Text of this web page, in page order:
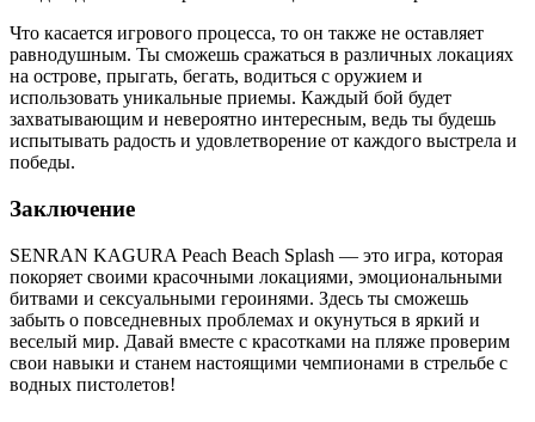
Что касается игрового процесса, то он также не оставляет
равнодушным. Ты сможешь сражаться в различных локациях
на острове, прыгать, бегать, водиться с оружием и
использовать уникальные приемы. Каждый бой будет
захватывающим и невероятно интересным, ведь ты будешь
испытывать радость и удовлетворение от каждого выстрела и
победы.
Заключение
SENRAN KAGURA Peach Beach Splash — это игра, которая
покоряет своими красочными локациями, эмоциональными
битвами и сексуальными героинями. Здесь ты сможешь
забыть о повседневных проблемах и окунуться в яркий и
веселый мир. Давай вместе с красотками на пляже проверим
свои навыки и станем настоящими чемпионами в стрельбе с
водных пистолетов!